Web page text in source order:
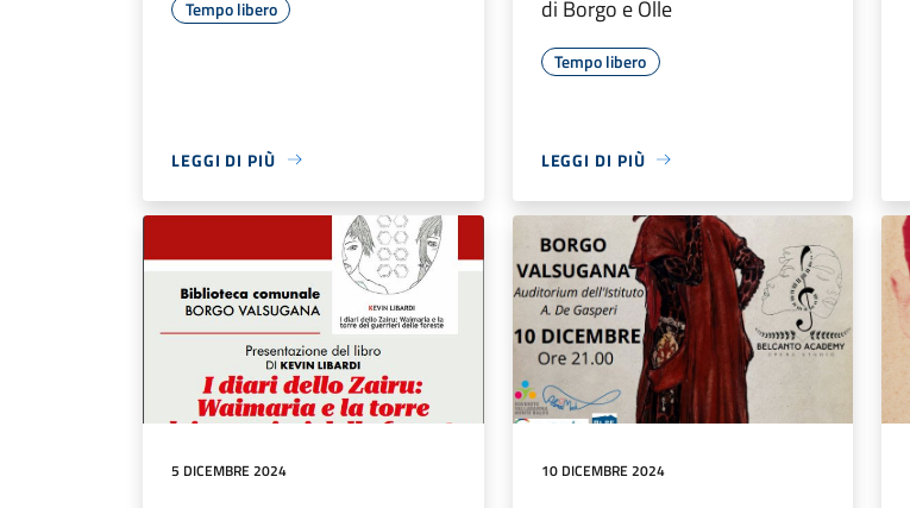
Tempo libero
LEGGI DI PIÙ
di Borgo e Olle
Tempo libero
LEGGI DI PIÙ
5 DICEMBRE 2024 10 DICEMBRE 2024